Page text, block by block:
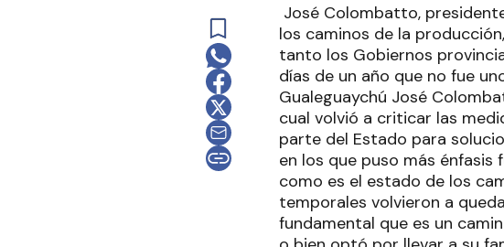
José Colombatto,
los caminos de la
tanto los Gobiernos
días de un año que no fue
Gualeguaychú José
cual volvió a criticar las
parte del Estado para
en los que puso más
como es el estado de los
temporales volvieron a
fundamental que es un